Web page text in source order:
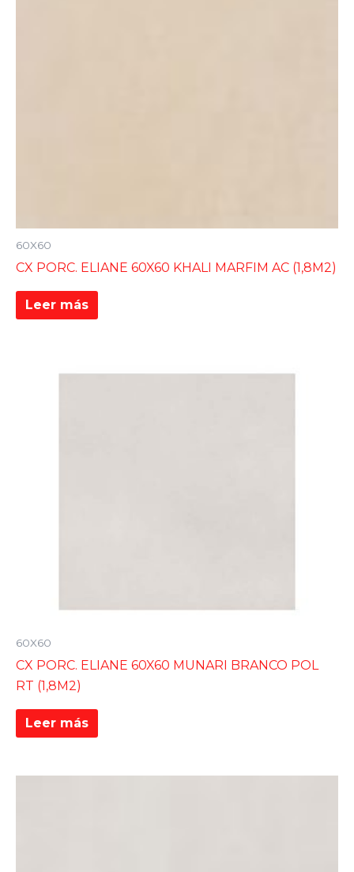
60X60
CX PORC. ELIANE 60X60 KHALI MARFIM AC (1,8M2)
Leer más
60X60
CX PORC. ELIANE 60X60 MUNARI BRANCO POL
RT (1,8M2)
Leer más